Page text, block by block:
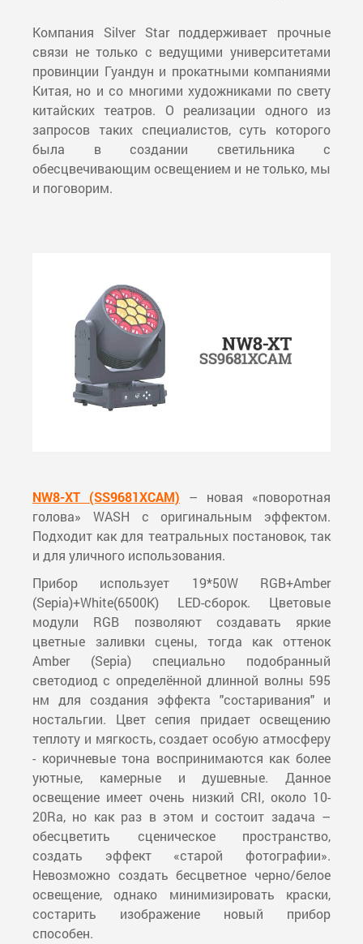
Компания Silver Star поддерживает прочные
связи не только с ведущими университетами
провинции Гуандун и прокатными компаниями
Китая, но и со многими художниками по свету
китайских театров. О реализации одного из
запросов таких специалистов, суть которого
была в создании светильника с
обесцвечивающим освещением и не только, мы
и поговорим.
NW8-XT (SS9681XCAM) – новая «поворотная
голова» WASH с оригинальным эффектом.
Подходит как для театральных постановок, так
и для уличного использования.
Прибор использует 19*50W RGB+Amber
(Sepia)+White(6500K) LED-сборок. Цветовые
модули RGB позволяют создавать яркие
цветные заливки сцены, тогда как оттенок
Amber (Sepia) специально подобранный
светодиод с определённой длинной волны 595
нм для создания эффекта "состаривания" и
ностальгии. Цвет сепия придает освещению
теплоту и мягкость, создает особую атмосферу
- коричневые тона воспринимаются как более
уютные, камерные и душевные. Данное
освещение имеет очень низкий CRI, около 10-
20Ra, но как раз в этом и состоит задача –
обесцветить сценическое пространство,
создать эффект «старой фотографии».
Невозможно создать бесцветное черно/белое
освещение, однако минимизировать краски,
состарить изображение новый прибор
способен.